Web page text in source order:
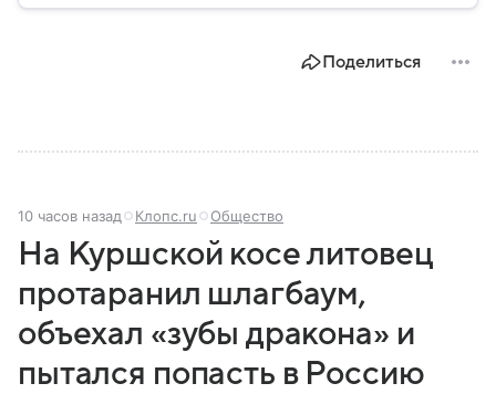
Поделиться
10 часов назад Клопс.ru Общество
На Куршской косе литовец
протаранил шлагбаум,
объехал «зубы дракона» и
пытался попасть в Россию